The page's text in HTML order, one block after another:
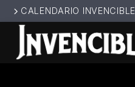
CALENDARIO INVENCIBLE